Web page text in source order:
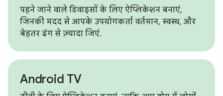
पहने जाने वाले डिवाइसों के लिए ऐप्लिकेशन बनाएं,
जिनकी मदद से आपके उपयोगकर्ता वर्तमान, स्वस्थ, और
बेहतर ढंग से ज़्यादा जिएं.
Android TV